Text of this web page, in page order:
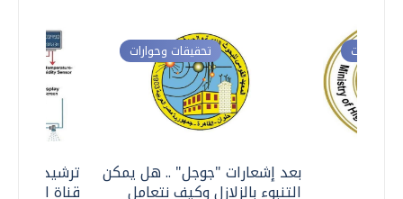
ترشيدا
قناة
تحقيقات وحوارات
بعد إشعارات "جوجل" .. هل يمكن
التنبوء بالزلازل وكيف نتعامل
وحوارات